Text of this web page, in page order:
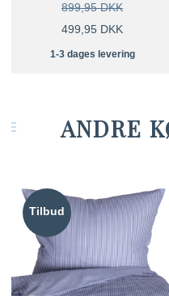
899,95 DKK
499,95 DKK
1-3 dages levering
ANDRE
Tilbud